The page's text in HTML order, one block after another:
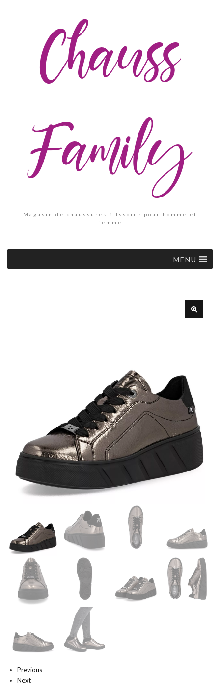
Chauss
Family
Magasin de chaussures à Issoire pour homme et
femme
MENU
Previous
Next